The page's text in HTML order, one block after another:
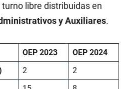
libre distribuidas en
y Auxiliares.
OEP 2023
OEP 2024
2
2